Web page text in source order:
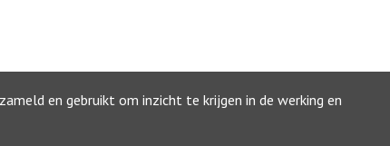
en gebruikt om inzicht te krijgen in de werking en